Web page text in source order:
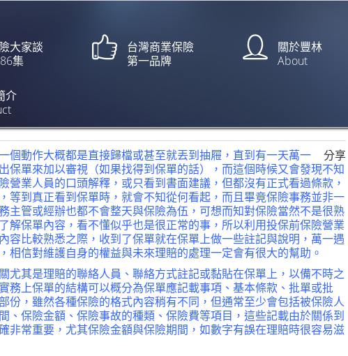
大家談
集
台灣商業保險
第一品牌
關於豐林
About
介
分享
個動作大概都是直接歸檔或甚至就丟到抽屜，直到有一天萬一
保單來加以審視（如果找得到保單的話），而這個時候又會發現不知
營業人員的口頭解釋，或只看到書面建議，但都沒有正式看過條款，
等到真正看到保單時，就會不知從何看起，而且畢竟保險事務並非一
主管或經辦也都不會整天與保險為伍，可想而知對保險當然不是很熟
解保單內容，看不懂似乎也是很正常的事，所以利用投保前保險營業
容比較熟悉之際，收到了保單就在保單上做一些註記與說明，萬一遇
相信對維護自身的權益與未來理賠的處理一定會有很大的幫助。
尤其是理賠的聯絡人員、聯絡方式註記或黏貼在保單上，以備不時之
務上保單的結構可以概分為保單應記載事項、基本條款、批單或批
份，雖然各種保險的格式內容稍有不同，但通常至少會包括被保險人
、保險金額、保險事故的種類、保險費等項目，這些記載由於關係到
非常重要，尤其保險金額與保險期間，如數字有誤在理賠時很容易滋